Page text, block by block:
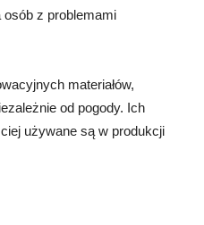
osób z problemami
materiałów,
od pogody. Ich
używane są w produkcji